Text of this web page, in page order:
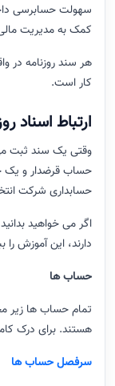
سهولت حسابرسی
کمک به مدیریت
هر سند روزنامه در
کار است.
ارتباط اسناد
وقتی یک سند ثبت
حساب قرضدار و یک
حسابداری شرکت
اگر می خواهید
دارند، این آموزش را
حساب ها
تمام حساب ها زیر
هستند. برای درک
سرفصل حساب ها